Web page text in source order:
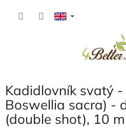
Kadidlovník svatý
Boswellia sacra) -
(double shot), 10